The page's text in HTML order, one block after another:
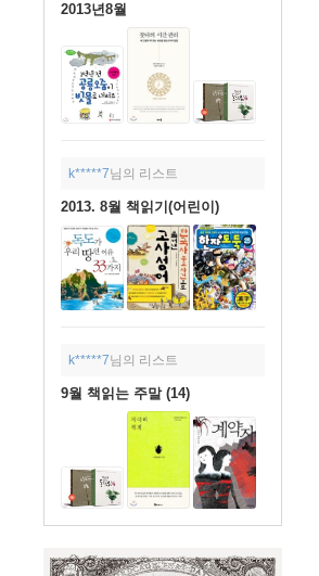
2013년8월
k*****7님의 리스트
2013. 8월 책읽기(어린이)
k*****7님의 리스트
9월 책읽는 주말 (14)